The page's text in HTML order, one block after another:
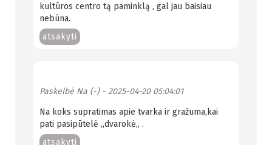
kultūros centro tą paminklą , gal jau baisiau
nebūna.
atsakyti
Paskelbė Na (-)- 2025-04-20 05:04:01
Na koks supratimas apie tvarka ir gražuma,kai
pati pasipūtelė ,,dvarokė,, .
atsakyti